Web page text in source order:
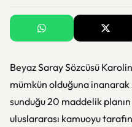
Beyaz Saray Sözcüsü
mümkün olduğuna inanarak
sunduğu 20 maddelik
uluslararası kamuoyu